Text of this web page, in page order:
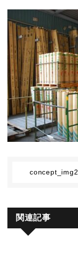
concept_img2
関連記事